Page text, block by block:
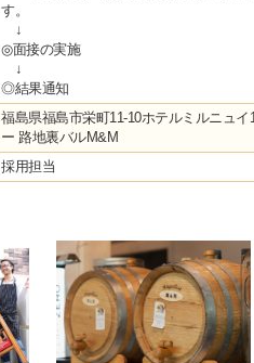
す。
↓
◎面接の実施
↓
◎結果通知
福島県福島市栄町11-10ホテルミルニュ
ー 路地裏バルM&M
採用担当